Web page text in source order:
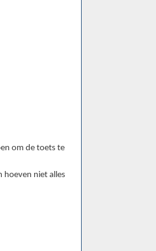
om de toets te
hoeven niet alles